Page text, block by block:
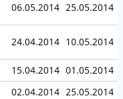
06.05.2014 25.05.2014
24.04.2014 10.05.2014
15.04.2014 01.05.2014
02.04.2014 25.05.2014